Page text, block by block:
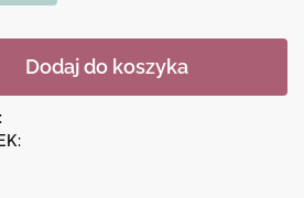
Dodaj do koszyka